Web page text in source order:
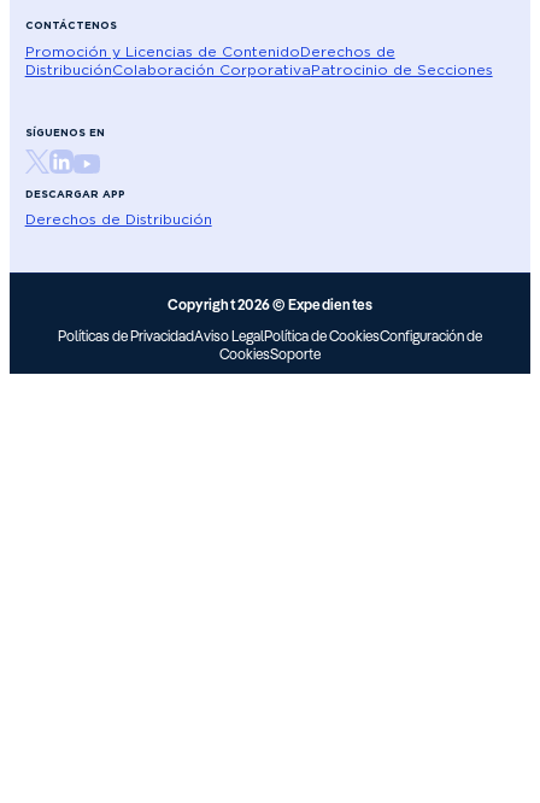
CONTÁCTENOS
Promoción y Licencias de ContenidoDerechos de
DistribuciónColaboración CorporativaPatrocinio de Secciones
SÍGUENOS EN
DESCARGAR APP
Derechos de Distribución
Copyright 2026 © Expedientes
Políticas de PrivacidadAviso LegalPolítica de CookiesConfiguración de
CookiesSoporte